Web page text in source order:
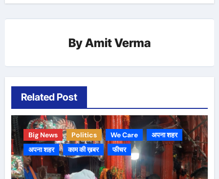
ByAmit Verma
Related Post
Big News Politics We Care
अपना शहर
अपना शहर
काम की ख़बर फीचर